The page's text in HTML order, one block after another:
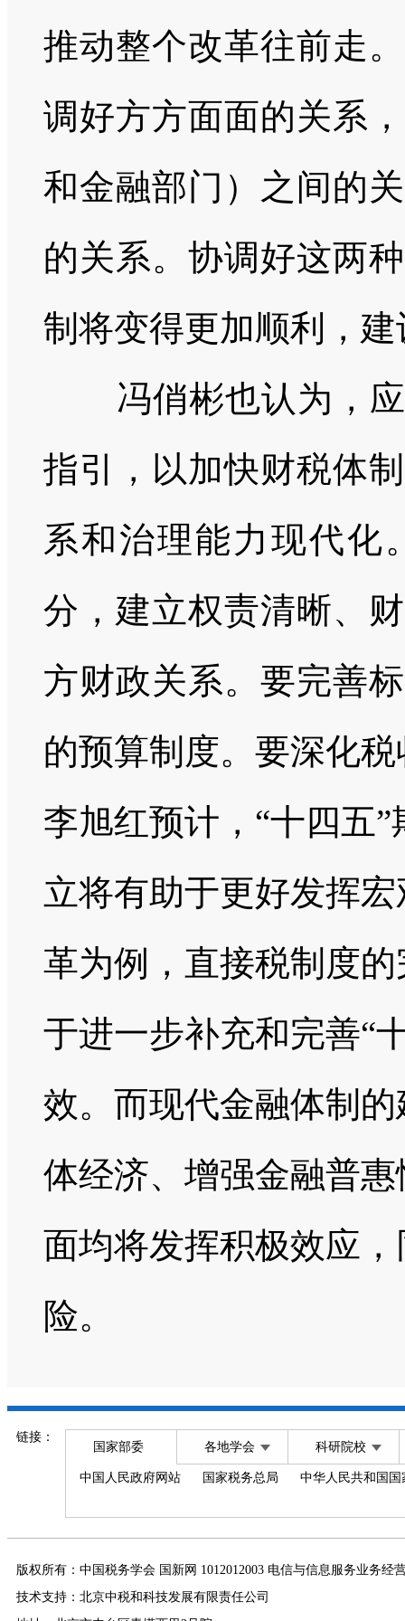
推动整个改革往前走
调好方方面面的关系
和金融部门）之间的
的关系。协调好这两
制将变得更加顺利，
冯俏彬也认为，应
指引，以加快财税体
系和治理能力现代化
分，建立权责清晰、
方财政关系。要完善
的预算制度。要深化
李旭红预计，“十四五
立将有助于更好发挥
革为例，直接税制度
于进一步补充和完善“
效。而现代金融体制
体经济、增强金融普
面均将发挥积极效应
险。
链接：
国家部委 各地学会 科研院校
中国人民政府网站 国家税务总局 中华人民共和国
版权所有：中国税务学会 国新网 1012012003 电信与信息服务业务经
技术支持：北京中税和科技发展有限责任公司